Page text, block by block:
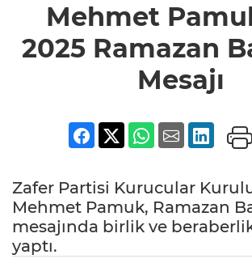
Mehmet
2025 Ramazan
Mesajı
Zafer Partisi Kurucular
Mehmet Pamuk, Ramazan
mesajında birlik ve
yaptı.